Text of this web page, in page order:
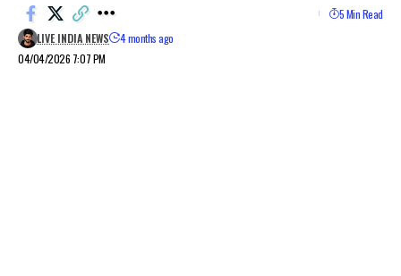
04/04/2026 7:07 PM
LIVE INDIA NEWS 4 months ago
5 Min Read